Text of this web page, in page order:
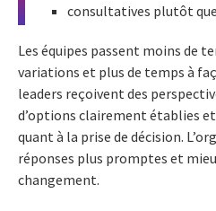
consultatives plutôt
Les équipes passent moins de
variations et plus de temps à
leaders reçoivent des
d’options clairement établies
quant à la prise de décision.
réponses plus promptes et
changement.